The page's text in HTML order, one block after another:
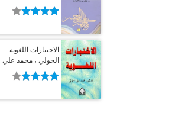
الاختبارات اللغوية
الخولي ، محمد علي